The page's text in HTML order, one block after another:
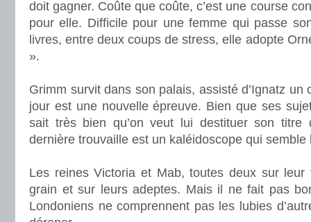
doit gagner. Coûte que coûte, c’est une course
pour elle. Difficile pour une femme qui passe
livres, entre deux coups de stress, elle adopte
».
Grimm survit dans son palais, assisté d’Ignatz un
jour est une nouvelle épreuve. Bien que ses
sait très bien qu’on veut lui destituer son titre
dernière trouvaille est un kaléidoscope qui
Les reines Victoria et Mab, toutes deux sur leur
grain et sur leurs adeptes. Mais il ne fait pas
Londoniens ne comprennent pas les lubies